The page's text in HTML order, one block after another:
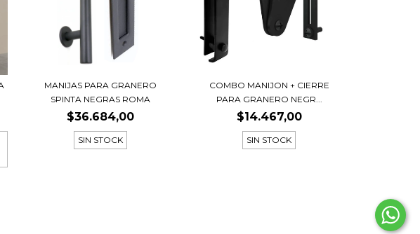
MANIJAS PARA GRANERO
SPINTA NEGRAS ROMA
$36.684,00
SIN STOCK
COMBO MANIJON + CIERRE
PARA GRANERO NEGR...
$14.467,00
SIN STOCK